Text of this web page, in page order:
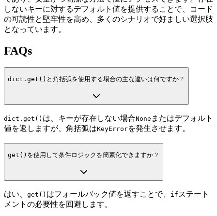
しないキーに対するデフォルト値を提供することで、コード
の可読性と堅牢性を高め、多くのシナリオで好ましい選択肢
となっています。
FAQs
dict.get() と角括弧を使用する場合の主な違いは何ですか？
dict.get() は、キーが存在しない場合None またはデフォルト
値を返しますが、角括弧はKeyErrorを発生させます。
get() を使用して条件ロジックを簡素化できますか？
はい、 get() はフォールバック値を返すことで、 ifステート
メントの必要性を回避します。